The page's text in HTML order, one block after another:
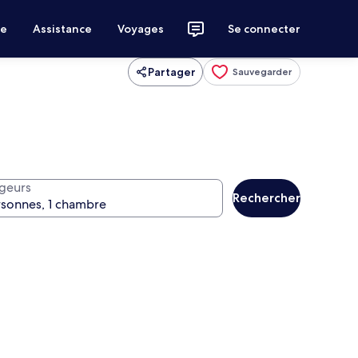
Assistance Voyages Se connecter
Partager Sauvegarder
Rechercher